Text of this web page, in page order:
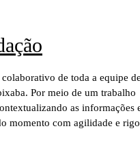
de toda a equipe
Por meio de um trabalho
as informações
momento com agilidade e